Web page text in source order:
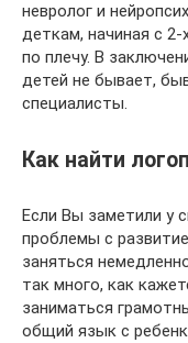
невролог и
деткам, начиная с
по плечу. В
детей не бывает,
специалисты.
Как найти
Если Вы заметили у
проблемы с
заняться
так много, как
заниматься
общий язык с